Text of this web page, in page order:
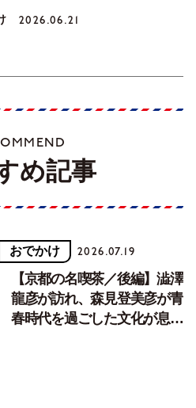
2026.06.21
め記事
おでかけ 2026.07.19
【京都の名喫茶／後編】澁澤
龍彦が訪れ、森見登美彦が青
春時代を過ごした文化が息づ